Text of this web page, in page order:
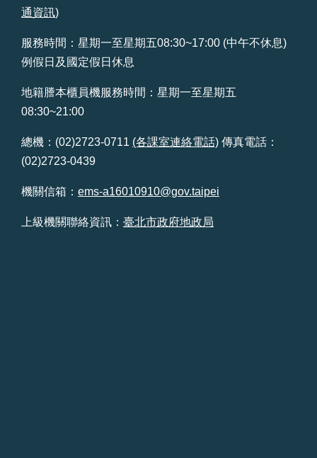
通資訊)
服務時間：星期一至星期五08:30~17:00 (中午不休息)
例假日及國定假日休息
地籍謄本櫃員機服務時間：星期一至星期五
08:30~21:00
總機：(02)2723-0711 (各課室連絡電話) 傳真電話：
(02)2723-0439
機關信箱： ems-a16010910@gov.taipei
上級機關聯絡資訊： 臺北市政府地政局